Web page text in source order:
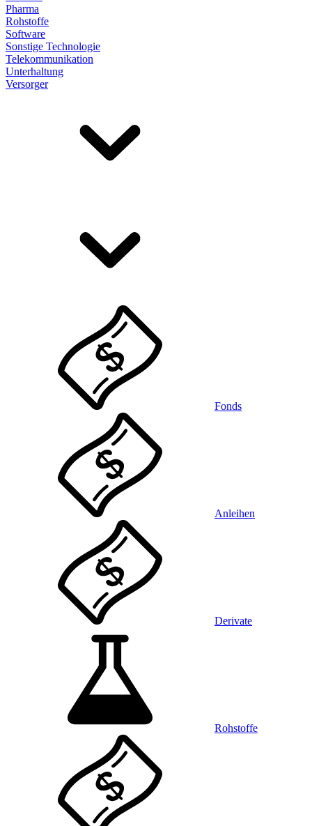
Pharma
Rohstoffe
Software
Sonstige Technologie
Telekommunikation
Unterhaltung
Versorger
Fonds
Anleihen
Derivate
Rohstoffe